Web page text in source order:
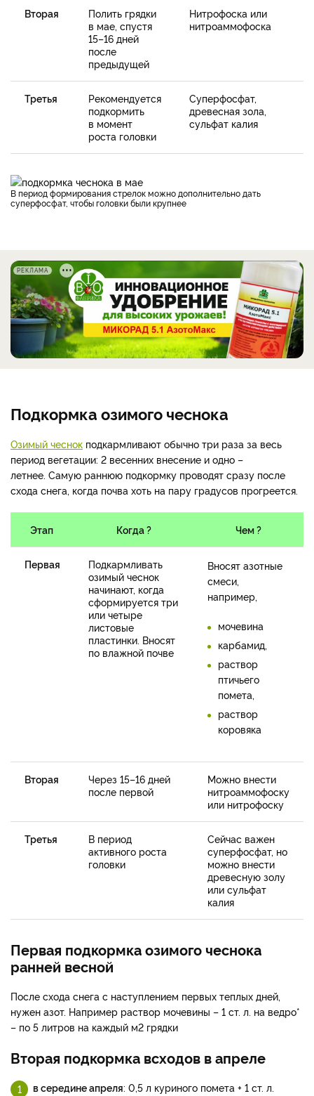
Вторая
Полить грядки
в мае, спустя
15–16 дней
после
предыдущей
Нитрофоска или
нитроаммофоска
Третья
Рекомендуется
подкормить
в момент
роста головки
Суперфосфат,
древесная зола,
сульфат калия
В период формирования стрелок можно дополнительно дать
суперфосфат, чтобы головки были крупнее
РЕКЛАМА
Подкормка озимого чеснока
Озимый чеснок подкармливают обычно три раза за весь
период вегетации: 2 весенних внесение и одно –
летнее. Самую раннюю подкормку проводят сразу после
схода снега, когда почва хоть на пару градусов прогреется.
Этап Когда ? Чем ?
Первая
Подкармливать
озимый чеснок
начинают, когда
сформируется три
или четыре
листовые
пластинки. Вносят
по влажной почве
Вносят азотные
смеси,
например,
мочевина
карбамид,
раствор
птичьего
помета,
раствор
коровяка
Вторая
Через 15–16 дней
после первой
Можно внести
нитроаммофоску
или нитрофоску
Третья
В период
активного роста
головки
Сейчас важен
суперфосфат, но
можно внести
древесную золу
или сульфат
калия
Первая подкормка озимого чеснока
ранней весной
После схода снега с наступлением первых теплых дней,
нужен азот. Например раствор мочевины – 1 ст. л. на ведро*
– по 5 литров на каждый м2 грядки
Вторая подкормка всходов в апреле
в середине апреля: 0,5 л куриного помета + 1 ст. л.